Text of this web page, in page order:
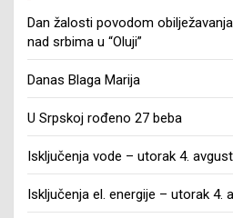
Dan žalosti povodom
nad srbima u “Oluji”
Danas Blaga Marija
U Srpskoj rođeno 27 beba
Isključenja vode – utorak 4. avgust
Isključenja el. energije – utorak 4.